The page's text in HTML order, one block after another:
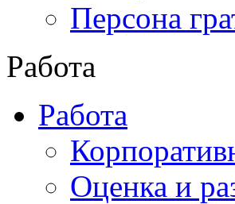
Персона
Работа
Работа
Оценка и